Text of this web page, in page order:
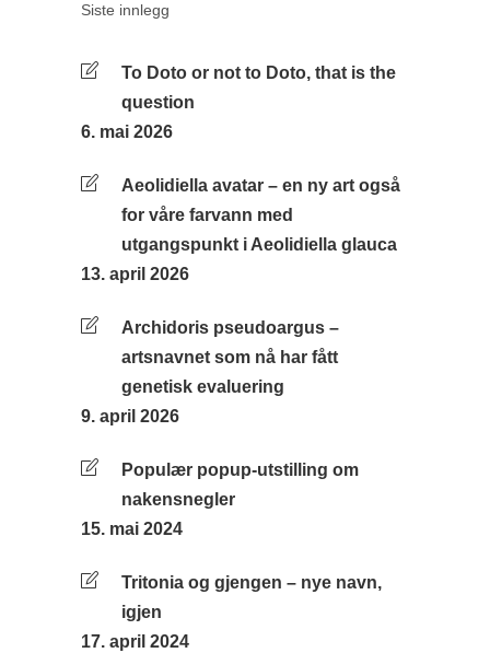
Siste innlegg
To Doto or not to Doto, that is the
question
6. mai 2026
Aeolidiella avatar – en ny art også
for våre farvann med
utgangspunkt i Aeolidiella glauca
13. april 2026
Archidoris pseudoargus –
artsnavnet som nå har fått
genetisk evaluering
9. april 2026
Populær popup-utstilling om
nakensnegler
15. mai 2024
Tritonia og gjengen – nye navn,
igjen
17. april 2024